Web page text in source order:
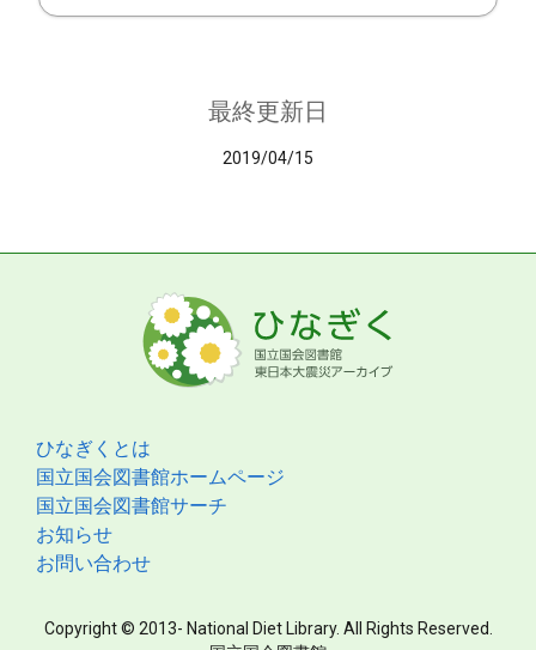
最終更新日
2019/04/15
ひなぎくとは
国立国会図書館ホームページ
国立国会図書館サーチ
お知らせ
お問い合わせ
Copyright © 2013- National Diet Library. All Rights Reserved.